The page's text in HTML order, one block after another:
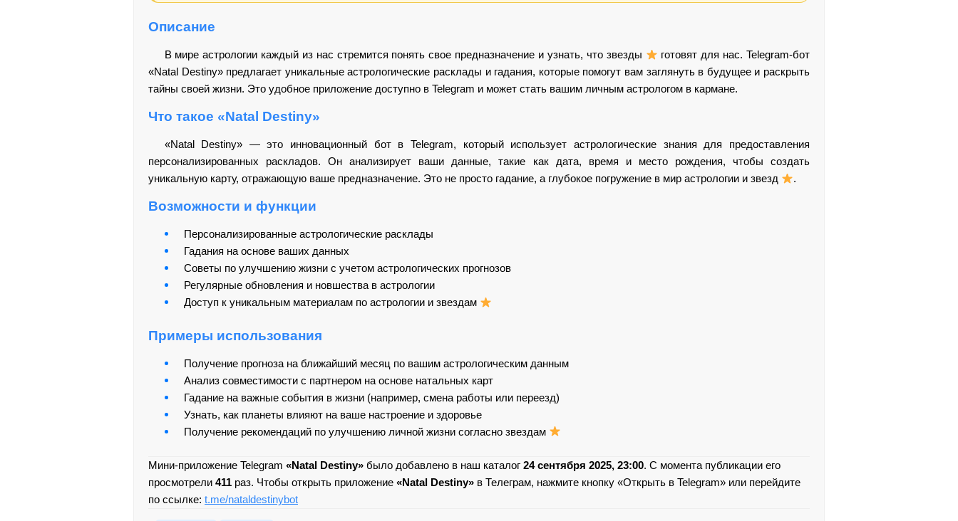
Описание
В мире астрологии каждый из нас стремится понять свое предназначение и узнать, что звезды
готовят для нас. Telegram-бот
«Natal Destiny» предлагает уникальные астрологические расклады и гадания, которые помогут вам заглянуть в будущее и раскрыть
тайны своей жизни. Это удобное приложение доступно в Telegram и может стать вашим личным астрологом в кармане.
Что такое «Natal Destiny»
«Natal Destiny» — это инновационный бот в Telegram, который использует астрологические знания для предоставления
персонализированных раскладов. Он анализирует ваши данные, такие как дата, время и место рождения, чтобы создать
уникальную карту, отражающую ваше предназначение. Это не просто гадание, а глубокое погружение в мир астрологии и звезд
.
Возможности и функции
Персонализированные астрологические расклады
Гадания на основе ваших данных
Советы по улучшению жизни с учетом астрологических прогнозов
Регулярные обновления и новшества в астрологии
Доступ к уникальным материалам по астрологии и звездам
Примеры использования
Получение прогноза на ближайший месяц по вашим астрологическим данным
Анализ совместимости с партнером на основе натальных карт
Гадание на важные события в жизни (например, смена работы или переезд)
Узнать, как планеты влияют на ваше настроение и здоровье
Получение рекомендаций по улучшению личной жизни согласно звездам
Мини-приложение Telegram «Natal Destiny» было добавлено в наш каталог 24 сентября 2025, 23:00. С момента публикации его
просмотрели 411 раз. Чтобы открыть приложение «Natal Destiny» в Телеграм, нажмите кнопку «Открыть в Telegram» или перейдите
по ссылке: t.me/nataldestinybot